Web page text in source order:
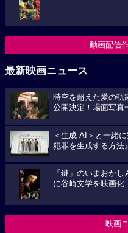
動画配信
最新映画ニュース
時空を超えた愛の軌
公開決定！場面写真
＜生成 AI＞と一緒
犯罪を生成する方法』
「鍵」のいまおか
に谷崎文学を映画化
映画